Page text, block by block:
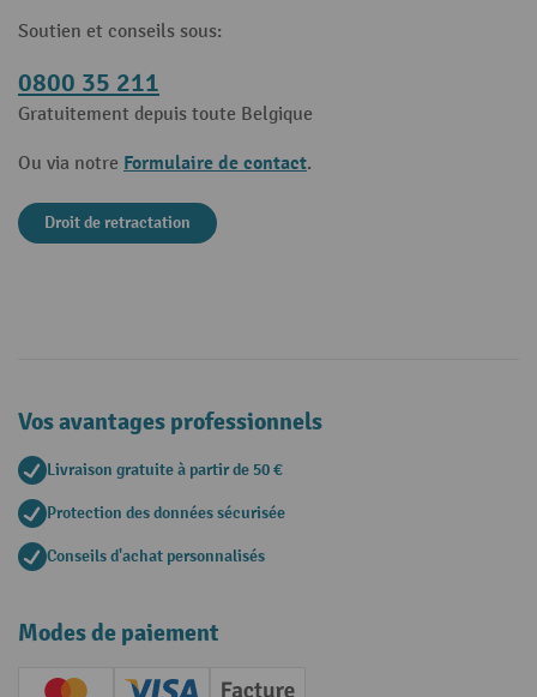
Soutien et conseils sous:
0800 35 211
Gratuitement depuis toute Belgique
Ou via notre Formulaire de contact.
Droit de retractation
Vos avantages professionnels
Livraison gratuite à partir de 50 €
Protection des données sécurisée
Conseils d'achat personnalisés
Modes de paiement